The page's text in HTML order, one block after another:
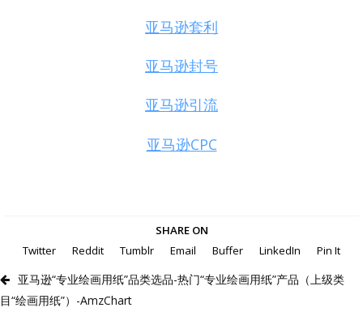
亚马逊套利
亚马逊封号
亚马逊引流
亚马逊CPC
SHARE ON
Twitter
Reddit Tumblr Email Buffer LinkedIn Pin It
亚马逊“专业绘画用纸”品类选品-热门“专业绘画用纸”产品（上级类
目“绘画用纸”）-AmzChart